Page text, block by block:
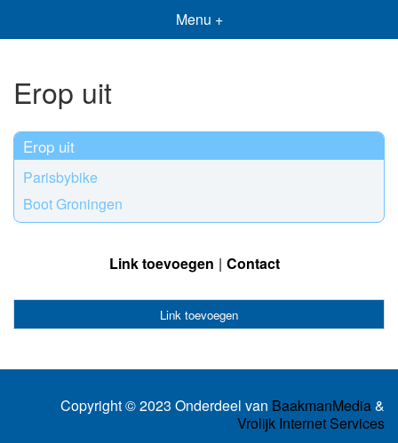
Menu +
Erop uit
Erop uit
Parisbybike
Boot Groningen
Link toevoegen Contact
Link toevoegen
Copyright © 2023 Onderdeel van BaakmanMedia&
Vrolijk Internet Services